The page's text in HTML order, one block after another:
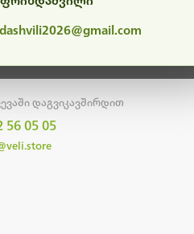
დაბრუნება
დაგვიკავშირდით
56 05 05